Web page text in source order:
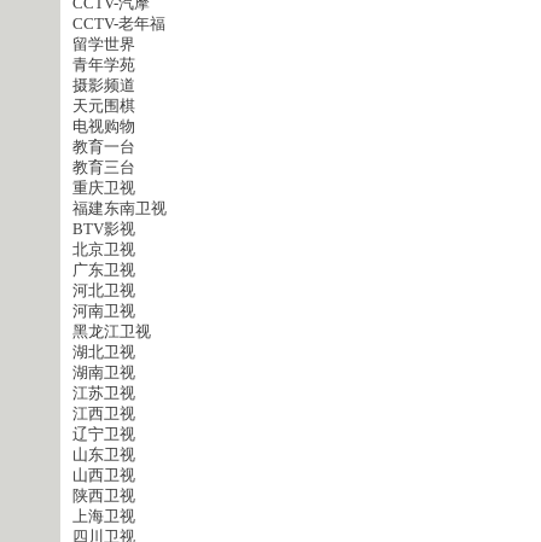
CCTV-老年福
留学世界
青年学苑
摄影频道
天元围棋
电视购物
教育一台
教育三台
重庆卫视
福建东南卫视
BTV影视
北京卫视
广东卫视
河北卫视
河南卫视
黑龙江卫视
湖北卫视
湖南卫视
江苏卫视
江西卫视
辽宁卫视
山东卫视
山西卫视
陕西卫视
上海卫视
四川卫视